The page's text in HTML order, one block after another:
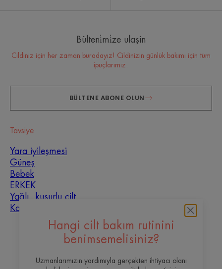
Hangi cilt bakım rutinini
benimsemelisiniz?
Uzmanlarımızın yardımıyla gerçekten ihtiyacı olanı
Bülteni̇mi̇ze ulaşin
Cildiniz için her zaman buradayız! Cildinizin günlük bakımı için tüm
ipuçlarımız.
BÜLTENE ABONE OLUN
Tavsiye
Yara iyileşmesi
Güneş
Bebek
ERKEK
Yağlı, kusurlu cilt
Karma cilt
Hakkımızda